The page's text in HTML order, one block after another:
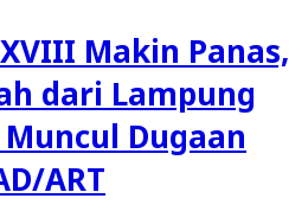
Makin Panas,
dari Lampung
Dugaan
ART